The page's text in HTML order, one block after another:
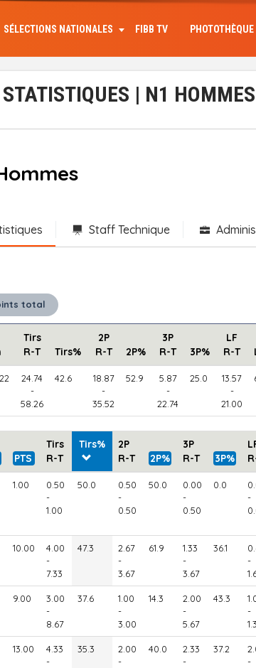
SÉLECTIONS NATIONALES FIBB TV PHOTOTHÈQUE
| N1
Staff Technique
total
Tirs
R-T
Tirs%
2P
R-T
2P%
3P
R-T
3P%
LF
R-T
24.74
-
58.26
42.6
18.87
-
35.52
52.9
5.87
-
22.74
25.0
13.57
-
21.00
PTS
Tirs
R-T
Tirs%
2P
R-T
2P%
3P
R-T
3P%
1.00
0.50
-
1.00
50.0
0.50
-
0.50
50.0
0.00
-
0.50
0.0
-
10.00
4.00
-
7.33
47.3
2.67
-
3.67
61.9
1.33
-
3.67
36.1
-
9.00
3.00
-
8.67
37.6
1.00
-
3.00
14.3
2.00
-
5.67
43.3
-
13.00
4.33
-
35.3
2.00
-
40.0
2.33
-
37.2
-